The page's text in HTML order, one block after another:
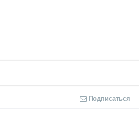
Подписаться